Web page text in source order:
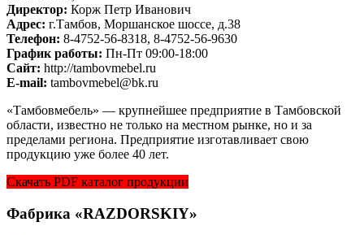
Директор: Корж Петр Иванович
Адрес: г.Тамбов, Моршанское шоссе, д.38
Телефон: 8-4752-56-8318, 8-4752-56-9630
График работы: Пн-Пт 09:00-18:00
Cайт: http://tambovmebel.ru
E-mail: tambovmebel@bk.ru
«Тамбовмебель» — крупнейшее предприятие в Тамбовской
области, известно не только на местном рынке, но и за
пределами региона. Предприятие изготавливает свою
продукцию уже более 40 лет.
Скачать PDF каталог продукции
Фабрика «RAZDORSKIY»